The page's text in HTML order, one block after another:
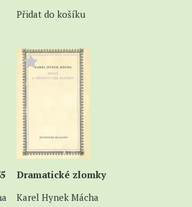
Přidat do košíku
Dramatické zlomky
Karel Hynek Mácha